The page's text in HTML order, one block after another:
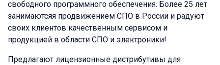
свободного программного обеспечения. Более 25 лет
занимаютсяя продвижением СПО в России и радуют
своих клиентов качественным сервисом и
продукцией в области СПО и электроники!
Предлагают лицензионные дистрибутивы для